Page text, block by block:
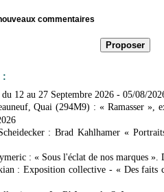
commentaires
:
12 au 27 Septembre 2026 - 05/08/
Quai (294M9) : « Ramasser »,
: Brad Kahlhamer «
: « Sous l'éclat de nos marques ».
: Exposition collective - « Des faits